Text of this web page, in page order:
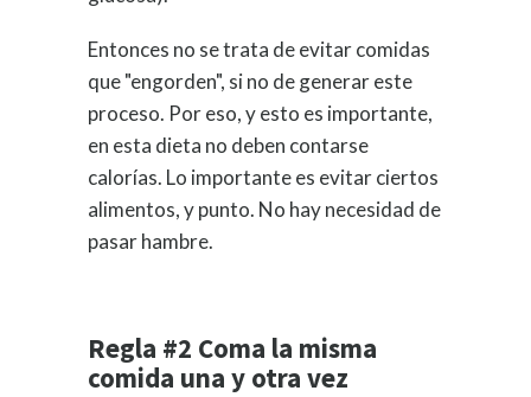
Entonces no se trata de evitar comidas
que "engorden", si no de generar este
proceso. Por eso, y esto es importante,
en esta dieta no deben contarse
calorías. Lo importante es evitar ciertos
alimentos, y punto. No hay necesidad de
pasar hambre.
Regla #2 Coma la misma
comida una y otra vez